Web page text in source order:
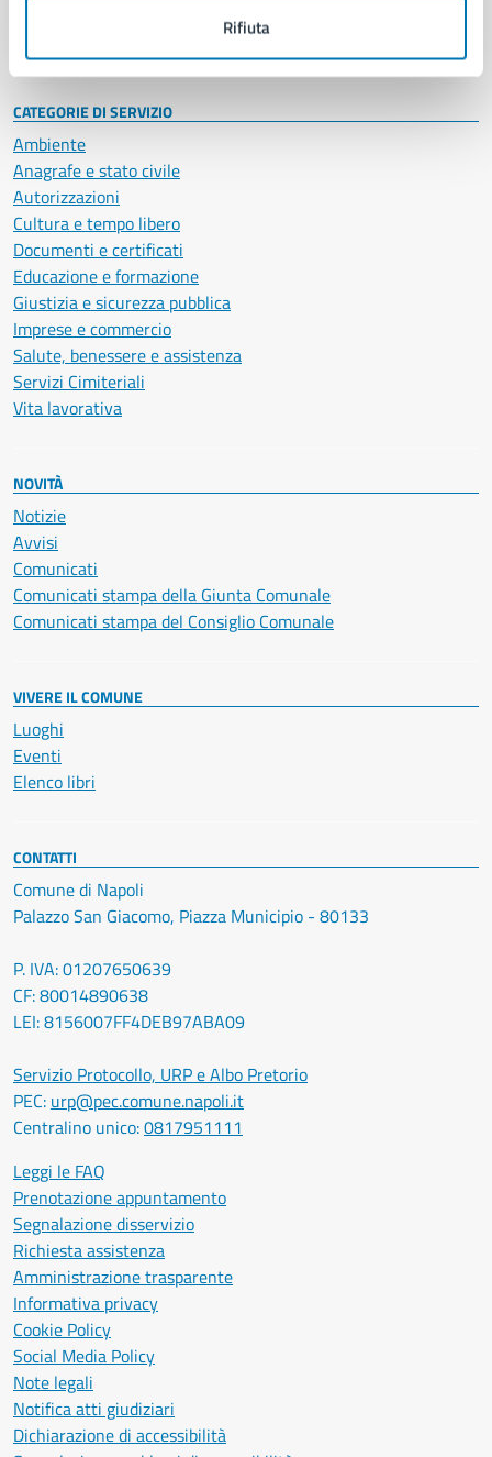
Rifiuta
Intranet, posta aziendale e protocollo
CATEGORIE DI SERVIZIO
Ambiente
Anagrafe e stato civile
Autorizzazioni
Cultura e tempo libero
Documenti e certificati
Educazione e formazione
Giustizia e sicurezza pubblica
Imprese e commercio
Salute, benessere e assistenza
Servizi Cimiteriali
Vita lavorativa
NOVITÀ
Notizie
Avvisi
Comunicati
Comunicati stampa della Giunta Comunale
Comunicati stampa del Consiglio Comunale
VIVERE IL COMUNE
Luoghi
Eventi
Elenco libri
CONTATTI
Comune di Napoli
Palazzo San Giacomo, Piazza Municipio - 80133
P. IVA: 01207650639
CF: 80014890638
LEI: 8156007FF4DEB97ABA09
Servizio Protocollo, URP e Albo Pretorio
PEC: urp@pec.comune.napoli.it
Centralino unico:0817951111
Leggi le FAQ
Prenotazione appuntamento
Segnalazione disservizio
Richiesta assistenza
Amministrazione trasparente
Informativa privacy
Cookie Policy
Social Media Policy
Note legali
Notifica atti giudiziari
Dichiarazione di accessibilità